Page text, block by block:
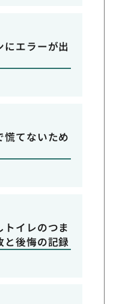
にエラーが出
慌てないため
トイレのつま
と後悔の記録